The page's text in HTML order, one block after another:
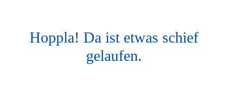
Hoppla! Da ist etwas schief
gelaufen.